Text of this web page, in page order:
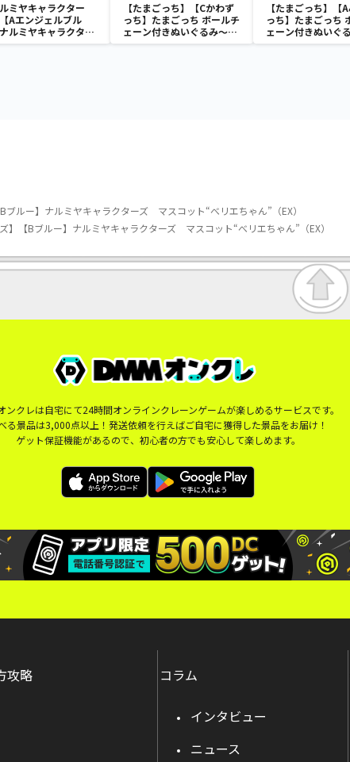
ルミヤキャラクター
Aエンジェルブル
ルミヤキャラクター
ウォレット
【たまごっち】【Cかわず
っち】たまごっち ボールチ
ェーン付きぬいぐるみ～
Tamagotchi Paradise～
【たまごっち】【
っち】たまごっち
ェーン付きぬいぐ
Tamagotchi
ブルー】ナルミヤキャラクターズ マスコット“べリエちゃん”（EX）
】【Bブルー】ナルミヤキャラクターズ マスコット“べリエちゃん”（EX）
ンクレは自宅にて24時間オンラインクレーンゲームが楽しめるサービスです。
る景品は3,000点以上！発送依頼を行えばご自宅に獲得した景品をお届け！
ゲット保証機能があるので、初心者の方でも安心して楽しめます。
攻略 コラム
インタビュー
ニュース